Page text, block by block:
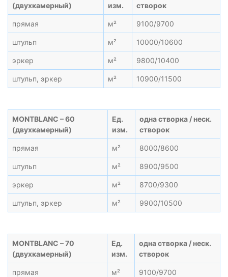
(двухкамерный)
изм.
створок
прямая м² 9100/9700
штульп м² 10000/10600
эркер м² 9800/10400
штульп, эркер м² 10900/11500
MONTBLANC – 60
(двухкамерный)
Ед.
изм.
одна створка / неск.
створок
прямая м² 8000/8600
штульп м² 8900/9500
эркер м² 8700/9300
штульп, эркер м² 9900/10500
MONTBLANC – 70
(двухкамерный)
Ед.
изм.
одна створка / неск.
створок
прямая м² 9100/9700